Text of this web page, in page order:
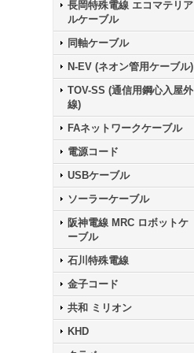
長岡特殊電線 エコマテリア
ルケーブル
同軸ケーブル
N-EV (ネオン管用ケーブル)
TOV-SS (通信用鋼心入屋外
線)
FAネットワークケーブル
電源コード
USBケーブル
ソーラーケーブル
阪神電線 MRC ロボットケ
ーブル
石川特殊電線
金子コード
共和 ミリオン
KHD